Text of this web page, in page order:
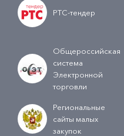
РТС-тендер
Общероссийская
система
Электронной
торговли
Региональные
сайты малых
закупок